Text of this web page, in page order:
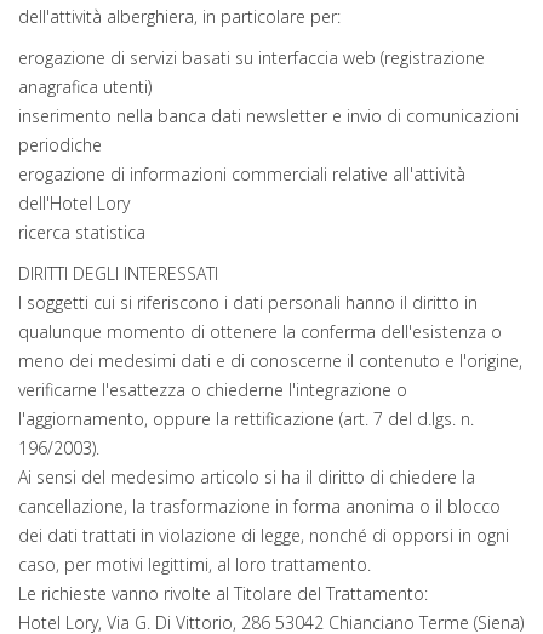
dell'attività alberghiera, in particolare per:
erogazione di servizi basati su interfaccia web (registrazione
anagrafica utenti)
inserimento nella banca dati newsletter e invio di comunicazioni
periodiche
erogazione di informazioni commerciali relative all'attività
dell'Hotel Lory
ricerca statistica
DIRITTI DEGLI INTERESSATI
I soggetti cui si riferiscono i dati personali hanno il diritto in
qualunque momento di ottenere la conferma dell'esistenza o
meno dei medesimi dati e di conoscerne il contenuto e l'origine,
verificarne l'esattezza o chiederne l'integrazione o
l'aggiornamento, oppure la rettificazione (art. 7 del d.lgs. n.
196/2003).
Ai sensi del medesimo articolo si ha il diritto di chiedere la
cancellazione, la trasformazione in forma anonima o il blocco
dei dati trattati in violazione di legge, nonché di opporsi in ogni
caso, per motivi legittimi, al loro trattamento.
Le richieste vanno rivolte al Titolare del Trattamento:
Hotel Lory, Via G. Di Vittorio, 286 53042 Chianciano Terme (Siena)